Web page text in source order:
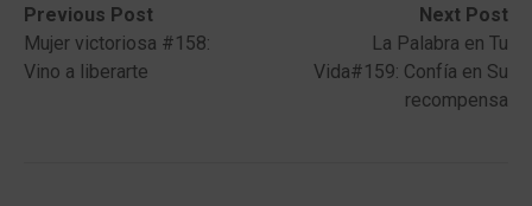
Post
navigation
Previous Post
Previous
post:Mujer victoriosa #158:
Vino a liberarte
Next Post
Next
post:
La Palabra en Tu
Vida#159: Confía en Su
recompensa